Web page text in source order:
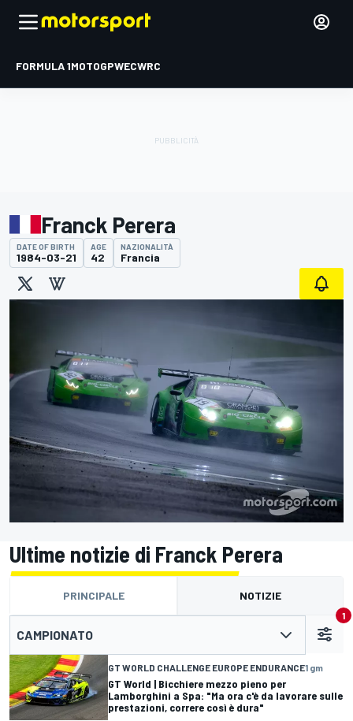
FORMULA 1MOTOGPWECWRC
Franck Perera
DATE OF BIRTH
1984-03-21
AGE
42
NAZIONALITÀ
Francia
Ultime notizie di Franck Perera
PRINCIPALE NOTIZIE
CAMPIONATO
1
GT WORLD CHALLENGE EUROPE ENDURANCE1 gm
GT World | Bicchiere mezzo pieno per
Lamborghini a Spa: "Ma ora c'è da lavorare sulle
prestazioni, correre così è dura"